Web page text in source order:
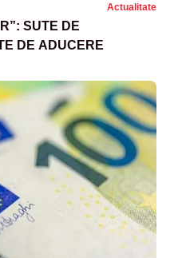
Actualitate
SUTE DE
DE ADUCERE